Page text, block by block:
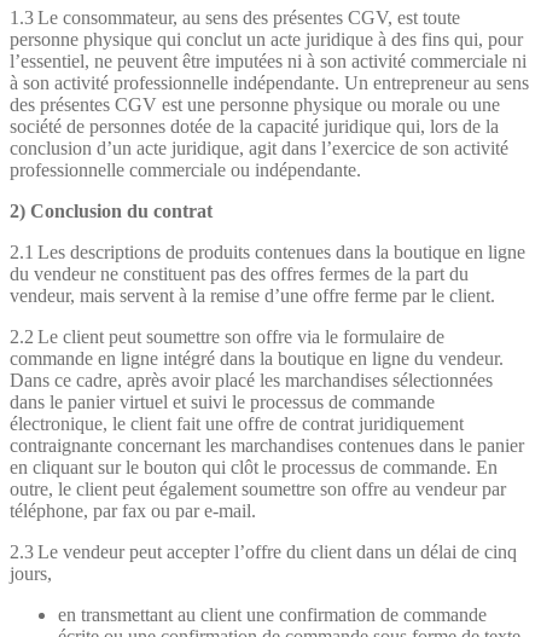
1.3 Le consommateur, au sens des présentes CGV, est toute
personne physique qui conclut un acte juridique à des fins qui, pour
l’essentiel, ne peuvent être imputées ni à son activité commerciale ni
à son activité professionnelle indépendante. Un entrepreneur au sens
des présentes CGV est une personne physique ou morale ou une
société de personnes dotée de la capacité juridique qui, lors de la
conclusion d’un acte juridique, agit dans l’exercice de son activité
professionnelle commerciale ou indépendante.
2) Conclusion du contrat
2.1 Les descriptions de produits contenues dans la boutique en ligne
du vendeur ne constituent pas des offres fermes de la part du
vendeur, mais servent à la remise d’une offre ferme par le client.
2.2 Le client peut soumettre son offre via le formulaire de
commande en ligne intégré dans la boutique en ligne du vendeur.
Dans ce cadre, après avoir placé les marchandises sélectionnées
dans le panier virtuel et suivi le processus de commande
électronique, le client fait une offre de contrat juridiquement
contraignante concernant les marchandises contenues dans le panier
en cliquant sur le bouton qui clôt le processus de commande. En
outre, le client peut également soumettre son offre au vendeur par
téléphone, par fax ou par e-mail.
2.3 Le vendeur peut accepter l’offre du client dans un délai de cinq
jours,
en transmettant au client une confirmation de commande